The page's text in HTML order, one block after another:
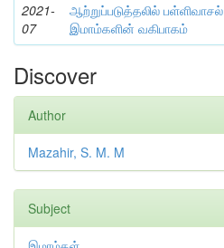
2021-
07
ஆற்றுப்படுத்தலில் பள்ளிவாசல்
இமாம்களின் வகிபாகம்
Discover
Author
Mazahir, S. M. M
Subject